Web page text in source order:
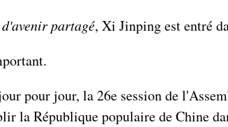
partagé, Xi Jinping est entré
pour jour, la 26e session de
la République populaire de Chine